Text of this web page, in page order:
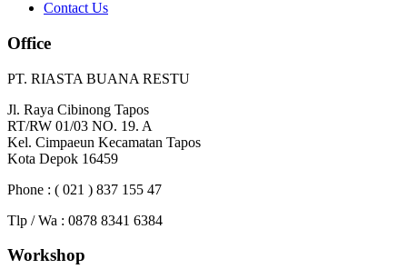
Contact Us
Office
PT. RIASTA BUANA RESTU
Jl. Raya Cibinong Tapos
RT/RW 01/03 NO. 19. A
Kel. Cimpaeun Kecamatan Tapos
Kota Depok 16459
Phone : ( 021 ) 837 155 47
Tlp / Wa : 0878 8341 6384
Workshop